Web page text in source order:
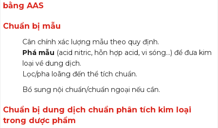
bằng AAS
Chuẩn bị mẫu
Cân chính xác lượng mẫu theo quy định.
Phá mẫu (acid nitric, hỗn hợp acid, vi sóng…) để đưa kim
loại về dung dịch.
Lọc/pha loãng đến thể tích chuẩn.
Bổ sung nội chuẩn/chuẩn ngoại nếu cần.
Chuẩn bị dung dịch chuẩn phân tích kim loại
trong dược phẩm